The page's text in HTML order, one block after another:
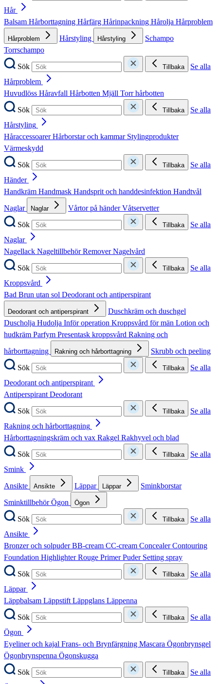
Hår
Balsam Hårborttagning Hårfärg Hårinpackning Hårolja Hårproblem
Hårproblem Hårstyling Hårstyling
Schampo
Torrschampo
Sök
Tillbaka
Se alla
Hårproblem
Huvudlöss Håravfall Hårbotten Mjäll Torr hårbotten
Sök
Tillbaka
Se alla
Hårstyling
HåraccessoarerHårborstar och kammar Stylingprodukter
Värmeskydd
Sök
Tillbaka
Se alla
Händer
Handkräm Handmask Handsprit och handdesinfektion Handtvål
Naglar
Naglar Vårtor på händerVåtservetter
Sök
Tillbaka
Se alla
Naglar
Nagellack NageltillbehörRemoverNagelvård
Sök
Tillbaka
Se alla
Kroppsvård
Bad Brun utan sol Deodorant och antiperspirant
Deodorant och antiperspirant
Duschkräm och duschgel
Duscholja Hudolja Inför operation Kroppsvård för män Lotion och
hudkräm Parfym Presentask kroppsvård Rakning och
hårborttagning
Rakning och hårborttagning
Skrubb och peeling
Sök
Tillbaka
Se alla
Deodorant och antiperspirant
AntiperspirantDeodorant
Sök
Tillbaka
Se alla
Rakning och hårborttagning
Hårborttagningskräm och vax Rakgel Rakhyvel och blad
Sök
Tillbaka
Se alla
Smink
Ansikte
Ansikte Läppar Läppar
Sminkborstar
SminktillbehörÖgon Ögon
Sök Tillbaka
Se alla
Ansikte
Bronzer och solpuderBB-cream CC-cream ConcealerContouring
Foundation HighlighterRouge PrimerPuder Setting spray
Sök
Tillbaka
Se alla
Läppar
Läppbalsam LäppstiftLäppglans Läppenna
Sök
Tillbaka
Se alla
Ögon
Eyeliner och kajal Frans- och Brynfärgning Mascara Ögonbrynsgel
Ögonbrynspenna Ögonskugga
Sök
Tillbaka
Se alla